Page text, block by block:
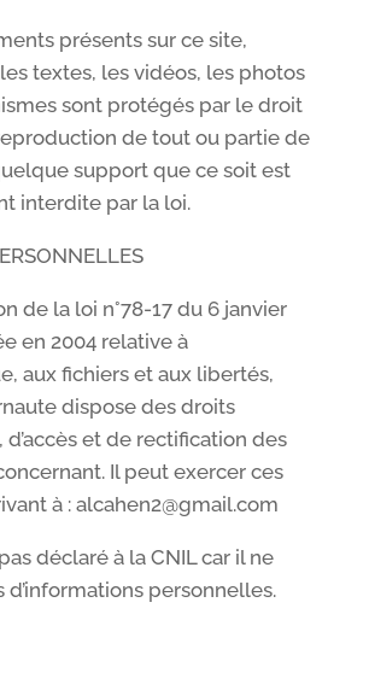
présents sur ce site,
textes, les vidéos, les photos
sont protégés par le droit
de tout ou partie de
support que ce soit est
interdite par la loi.
de la loi n°78-17 du 6 janvier
en 2004 relative à
aux fichiers et aux libertés,
dispose des droits
d’accès et de rectification des
Il peut exercer ces
à : alcahen2@gmail.com
déclaré à la CNIL car il ne
d’informations personnelles.